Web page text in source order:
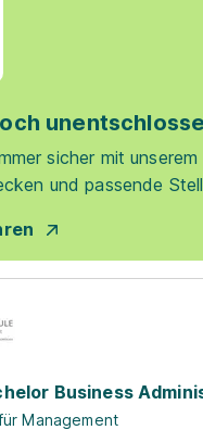
sicher mit
und passende
Business
Management